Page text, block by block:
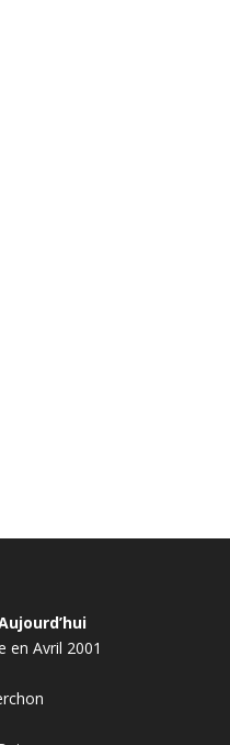
en Avril 2001